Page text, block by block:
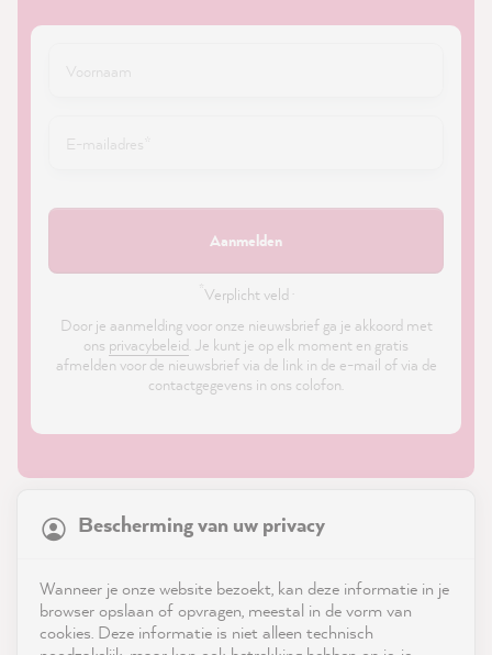
Aanmelden
Verplicht veld ·
Door je aanmelding voor onze nieuwsbrief ga je akkoord met
ons privacybeleid. Je kunt je op elk moment en gratis
afmelden voor de nieuwsbrief via de link in de e-mail of via de
contactgegevens in ons colofon.
Service
Bescherming van uw privacy
Wanneer je onze website bezoekt, kan deze informatie in je
browser opslaan of opvragen, meestal in de vorm van
cookies. Deze informatie is niet alleen technisch
21,845Reviews
reviews-io